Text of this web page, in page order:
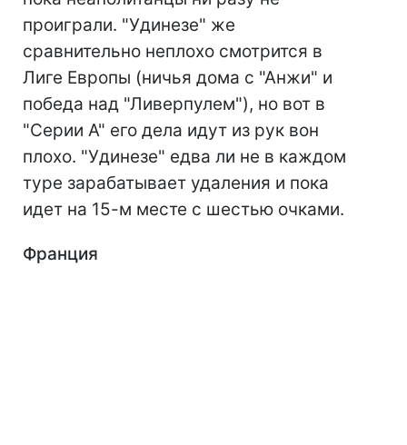
проиграли. "Удинезе" же
сравнительно неплохо смотрится в
Лиге Европы (ничья дома с "Анжи" и
победа над "Ливерпулем"), но вот в
"Серии А" его дела идут из рук вон
плохо. "Удинезе" едва ли не в каждом
туре зарабатывает удаления и пока
идет на 15-м месте с шестью очками.
Франция